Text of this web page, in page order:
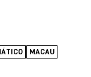
MACAU